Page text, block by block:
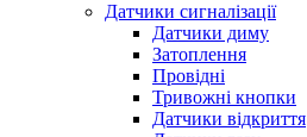
Датчики сигналізації
Датчики диму
Затоплення
Провідні
Тривожні кнопки
Датчики відкриття